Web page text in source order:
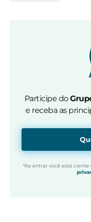
Participe do
e receba as
*Ao entrar você está